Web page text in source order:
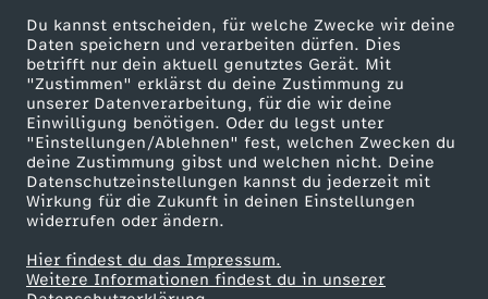
Du kannst entscheiden, für welche Zwecke wir deine
Daten speichern und verarbeiten dürfen. Dies
betrifft nur dein aktuell genutztes Gerät. Mit
"Zustimmen" erklärst du deine Zustimmung zu
unserer Datenverarbeitung, für die wir deine
Einwilligung benötigen. Oder du legst unter
"Einstellungen/Ablehnen" fest, welchen Zwecken du
deine Zustimmung gibst und welchen nicht. Deine
Datenschutzeinstellungen kannst du jederzeit mit
Wirkung für die Zukunft in deinen Einstellungen
widerrufen oder ändern.
Hier findest du das Impressum.
Weitere Informationen findest du in unserer
s
c
h
d
u
n
k
l
e
G
u
t
f
ü
r
c
h
e
n
h
a
f
e
e
?
M
i
t
R
ZDF goes Schule
Werbefernsehen
Mainzelmännchen
Partner